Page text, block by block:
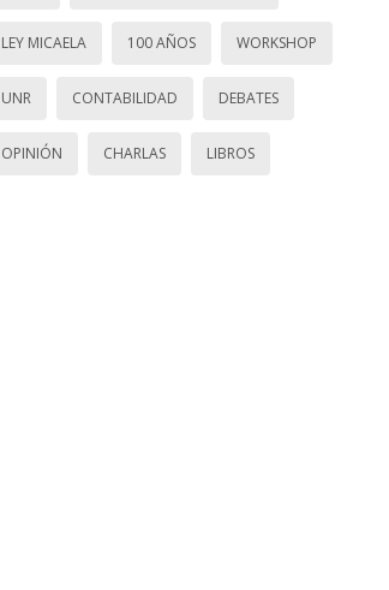
LEY MICAELA 100 AÑOS WORKSHOP
UNR CONTABILIDAD DEBATES
OPINIÓN CHARLAS LIBROS